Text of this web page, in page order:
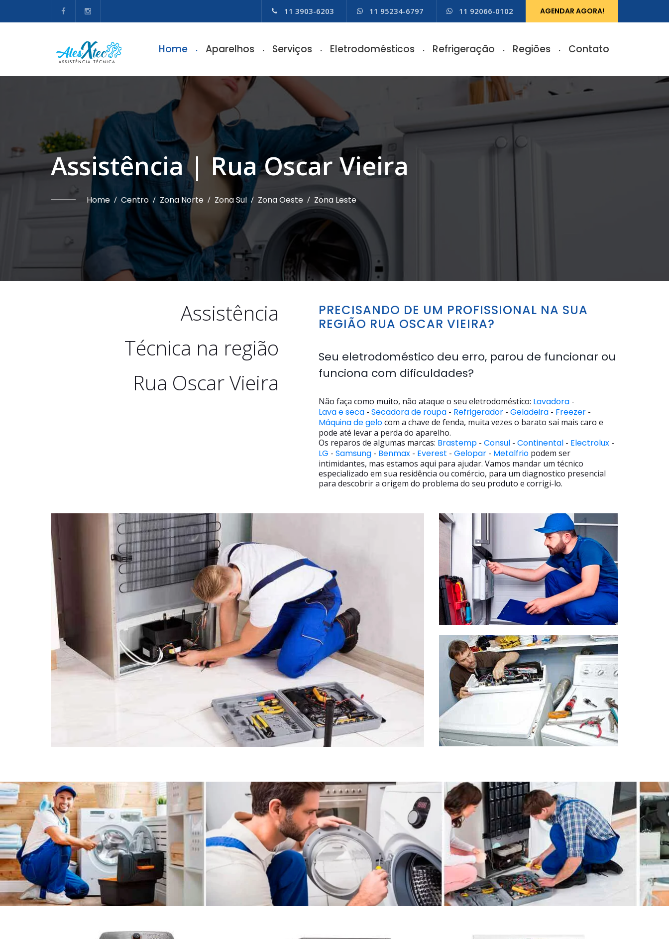
11 3903-6203 11 95234-6797 11 92066-0102 AGENDAR AGORA!
Home Aparelhos Serviços Eletrodomésticos Refrigeração Regiões Contato
Assistência | Rua Oscar Vieira
Home / Centro / Zona Norte / Zona Sul / Zona Oeste / Zona Leste
Assistência
Técnica na região
Rua Oscar Vieira
PRECISANDO DE UM PROFISSIONAL NA SUA
REGIÃO RUA OSCAR VIEIRA?
Seu eletrodoméstico deu erro, parou de funcionar ou
funciona com dificuldades?
Não faça como muito, não ataque o seu eletrodoméstico: Lavadora-
Lava e seca- Secadora de roupa- Refrigerador- Geladeira- Freezer-
Máquina de gelocom a chave de fenda, muita vezes o barato sai mais caro e
pode até levar a perda do aparelho.
Os reparos de algumas marcas: Brastemp- Consul- Continental- Electrolux-
LG - Samsung- Benmax- Everest - Gelopar- Metalfriopodem ser
intimidantes, mas estamos aqui para ajudar. Vamos mandar um técnico
especializado em sua residência ou comércio, para um diagnostico presencial
para descobrir a origem do problema do seu produto e corrigi-lo.